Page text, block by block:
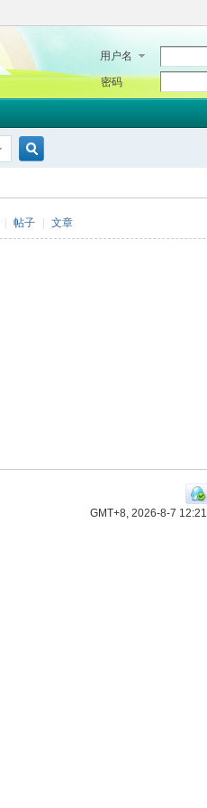
用户名
密码
帖子 文章
GMT+8, 2026-8-7 12:21